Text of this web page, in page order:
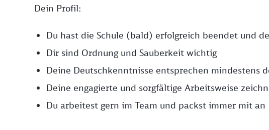
Dein Profil:
Du hast die Schule (bald) erfolgreich beendet und
Dir sind Ordnung und Sauberkeit wichtig
Deine Deutschkenntnisse entsprechen mindestens
Deine engagierte und sorgfältige Arbeitsweise
Du arbeitest gern im Team und packst immer mit an